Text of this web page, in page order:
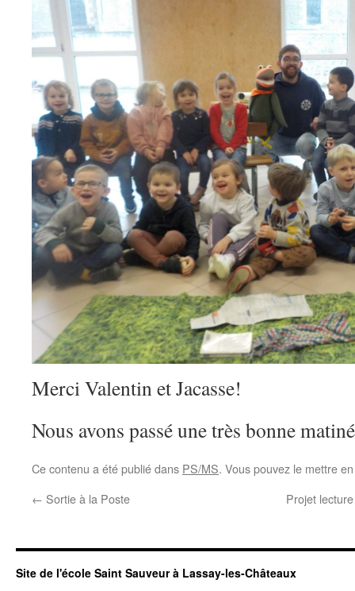
Merci Valentin et Jacasse!
Nous avons passé une très bonne
Ce contenu a été publié dans PS/MS. Vous pouvez le mettre
← Sortie à la Poste Projet
Site de l'école Saint Sauveur à Lassay-les-Châteaux